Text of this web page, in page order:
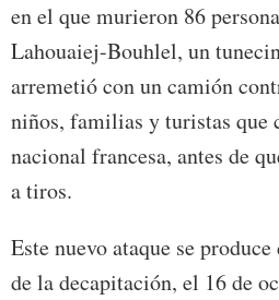
en el que murieron 86
Lahouaiej-Bouhlel, un
arremetió con un camión
niños, familias y turistas que
nacional francesa, antes de
a tiros.
Este nuevo ataque se produce
de la decapitación, el 16 de